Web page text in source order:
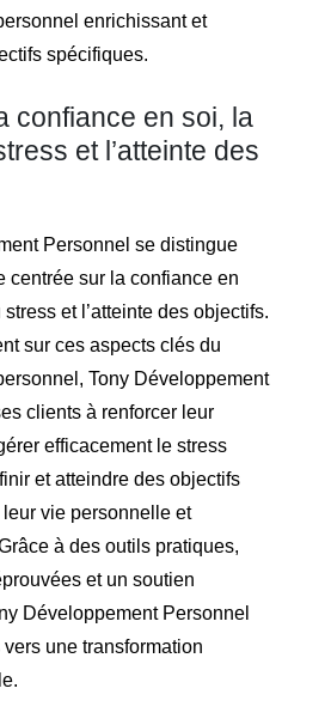
enrichissant et
spécifiques.
confiance en soi, la
et l’atteinte des
Personnel se distingue
centrée sur la confiance en
et l’atteinte des objectifs.
sur ces aspects clés du
Tony Développement
clients à renforcer leur
efficacement le stress
et atteindre des objectifs
vie personnelle et
à des outils pratiques,
et un soutien
Développement Personnel
une transformation